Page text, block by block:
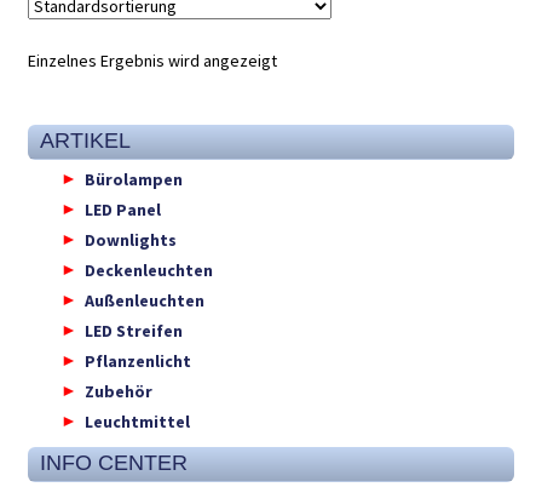
Einzelnes Ergebnis wird angezeigt
ARTIKEL
Bürolampen
LED Panel
Downlights
Deckenleuchten
Außenleuchten
LED Streifen
Pflanzenlicht
Zubehör
Leuchtmittel
INFO CENTER